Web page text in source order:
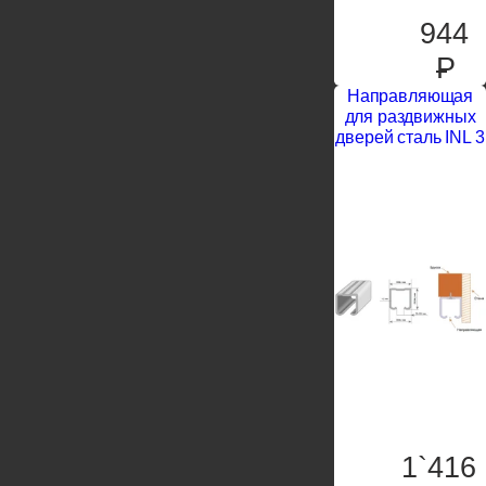
944
P
Направляющая
для раздвижных
дверей сталь INL 3
1`416